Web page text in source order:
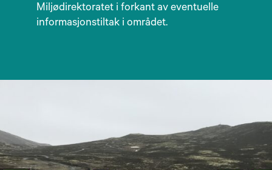
Miljødirektoratet i forkant av eventuelle
informasjonstiltak i området.